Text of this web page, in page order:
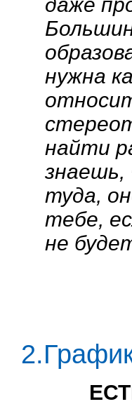
нужна
найти
знаешь,
туда,
тебе,
не